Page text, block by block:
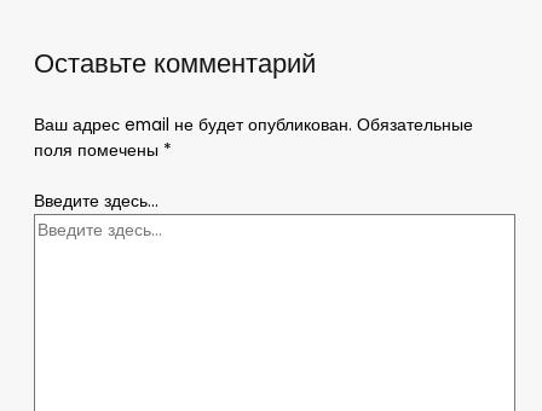
Оставьте комментарий
Ваш адрес email не будет опубликован. Обязательные
поля помечены *
Введите здесь...